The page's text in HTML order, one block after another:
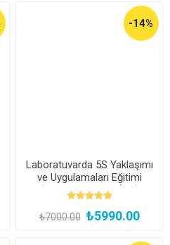
-14%
Laboratuvarda 5S Yaklaşımı
ve Uygulamaları Eğitimi
(Kayıttan Hemen İzle)
₺7000.00 ₺5990.00